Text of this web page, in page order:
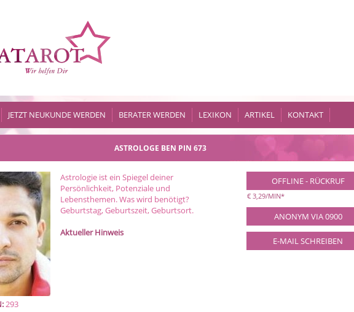
JETZT NEUKUNDE WERDEN BERATER WERDEN LEXIKON ARTIKEL KONTAKT
293
ASTROLOGE BEN PIN 673
Astrologie ist ein Spiegel deiner
Persönlichkeit, Potenziale und
Lebensthemen. Was wird benötigt?
Geburtstag, Geburtszeit, Geburtsort.
Aktueller Hinweis
OFFLINE - RÜCKRUF
€ 3,29/MIN*
ANONYM VIA 0900
E-MAIL SCHREIBEN